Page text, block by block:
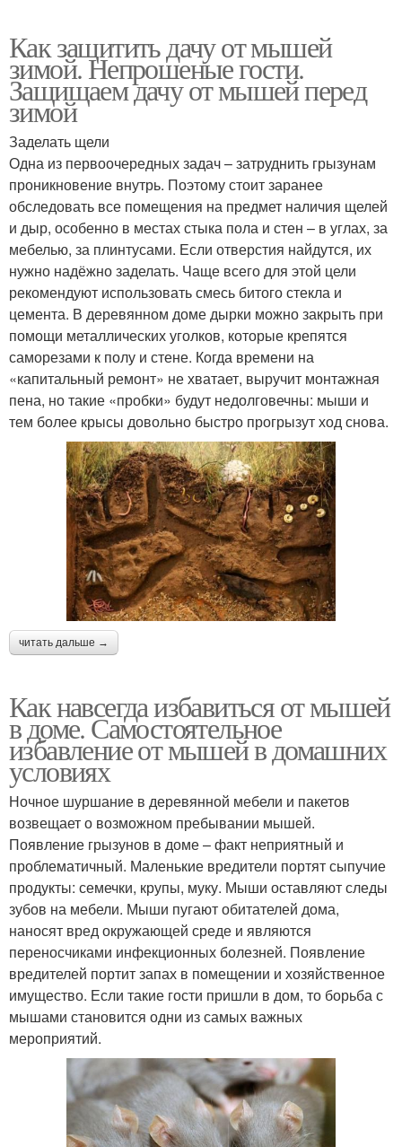
Как защитить дачу от мышей
зимой. Непрошеные гости.
Защищаем дачу от мышей перед
зимой
Заделать щели
Одна из первоочередных задач – затруднить грызунам
проникновение внутрь. Поэтому стоит заранее
обследовать все помещения на предмет наличия щелей
и дыр, особенно в местах стыка пола и стен – в углах, за
мебелью, за плинтусами. Если отверстия найдутся, их
нужно надёжно заделать. Чаще всего для этой цели
рекомендуют использовать смесь битого стекла и
цемента. В деревянном доме дырки можно закрыть при
помощи металлических уголков, которые крепятся
саморезами к полу и стене. Когда времени на
«капитальный ремонт» не хватает, выручит монтажная
пена, но такие «пробки» будут недолговечны: мыши и
тем более крысы довольно быстро прогрызут ход снова.
читать дальше →
Как навсегда избавиться от мышей
в доме. Самостоятельное
избавление от мышей в домашних
условиях
Ночное шуршание в деревянной мебели и пакетов
возвещает о возможном пребывании мышей.
Появление грызунов в доме – факт неприятный и
проблематичный. Маленькие вредители портят сыпучие
продукты: семечки, крупы, муку. Мыши оставляют следы
зубов на мебели. Мыши пугают обитателей дома,
наносят вред окружающей среде и являются
переносчиками инфекционных болезней. Появление
вредителей портит запах в помещении и хозяйственное
имущество. Если такие гости пришли в дом, то борьба с
мышами становится одни из самых важных
мероприятий.